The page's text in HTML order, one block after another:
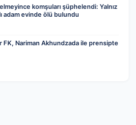
komşuları şüphelendi: Yalnız
adam evinde ölü bulundu
FK, Nariman Akhundzada ile prensipte